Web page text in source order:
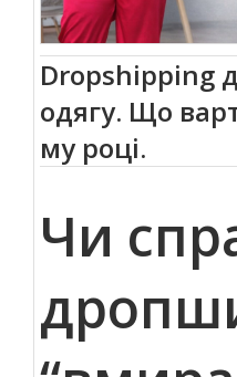
Dropshipping
одягу. Що
му році.
Чи